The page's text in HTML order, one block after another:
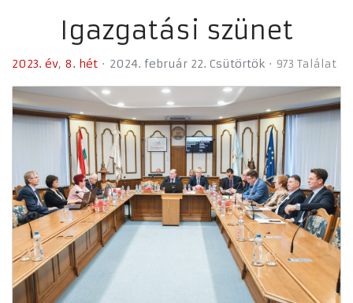
Igazgatási szünet
2023. év 8. hét 2024. február 22. Csütörtök 973 Találat